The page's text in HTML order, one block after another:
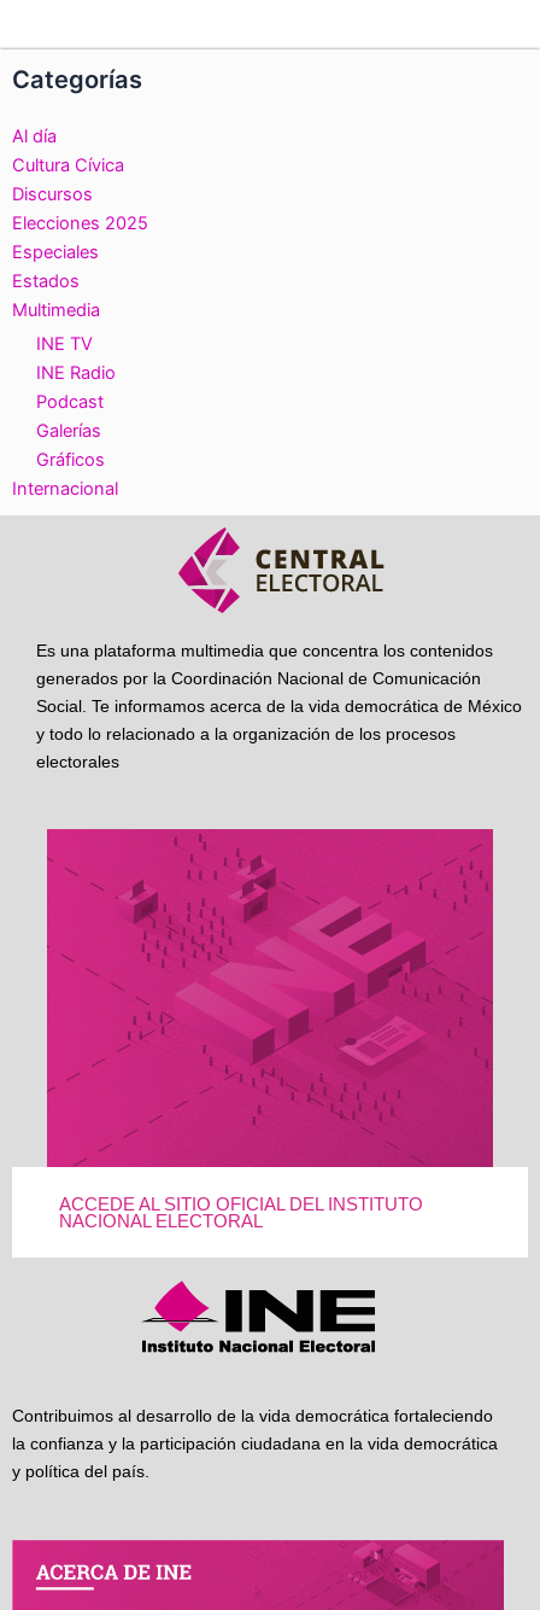
Categorías
Al día
Cultura Cívica
Discursos
Elecciones 2025
Especiales
Estados
Multimedia
INE TV
INE Radio
Podcast
Galerías
Gráficos
Internacional
Es una plataforma multimedia que concentra los contenidos
generados por la Coordinación Nacional de Comunicación
Social. Te informamos acerca de la vida democrática de México
y todo lo relacionado a la organización de los procesos
electorales
ACCEDE AL SITIO OFICIAL DEL INSTITUTO
NACIONAL ELECTORAL
Contribuimos al desarrollo de la vida democrática fortaleciendo
la confianza y la participación ciudadana en la vida democrática
y política del país.